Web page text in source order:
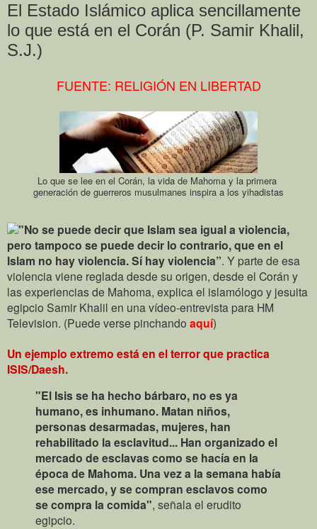
El Estado Islámico aplica sencillamente
lo que está en el Corán (P. Samir Khalil,
S.J.)
FUENTE: RELIGIÓN EN LIBERTAD
Lo que se lee en el Corán, la vida de Mahoma y la primera
generación de guerreros musulmanes inspira a los yihadistas
"No se puede decir que Islam sea igual a violencia,
pero tampoco se puede decir lo contrario, que en el
Islam no hay violencia. Sí hay violencia”. Y parte de esa
violencia viene reglada desde su origen, desde el Corán y
las experiencias de Mahoma, explica el islamólogo y jesuita
egipcio Samir Khalil en una vídeo-entrevista para HM
Television. (Puede verse pinchando aquí)
Un ejemplo extremo está en el terror que practica
ISIS/Daesh.
"El Isis se ha hecho bárbaro, no es ya
humano, es inhumano. Matan niños,
personas desarmadas, mujeres, han
rehabilitado la esclavitud... Han organizado el
mercado de esclavas como se hacía en la
época de Mahoma. Una vez a la semana había
ese mercado, y se compran esclavos como
se compra la comida", señala el erudito
egipcio.